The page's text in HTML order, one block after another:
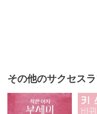
その他のサクセス